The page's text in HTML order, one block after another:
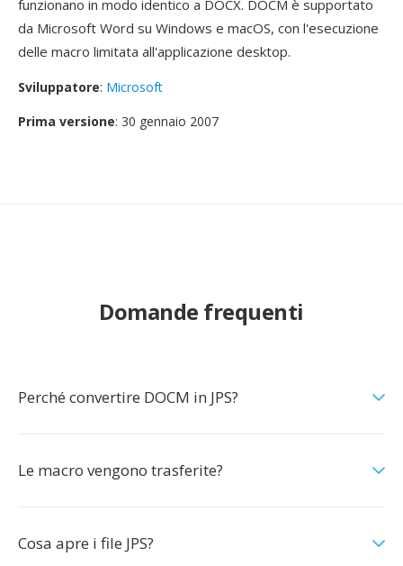
funzionano in modo identico a DOCX. DOCM è supportato
da Microsoft Word su Windows e macOS, con l'esecuzione
delle macro limitata all'applicazione desktop.
Sviluppatore: Microsoft
Prima versione: 30 gennaio 2007
Domande frequenti
Perché convertire DOCM in JPS?
Le macro vengono trasferite?
Cosa apre i file JPS?